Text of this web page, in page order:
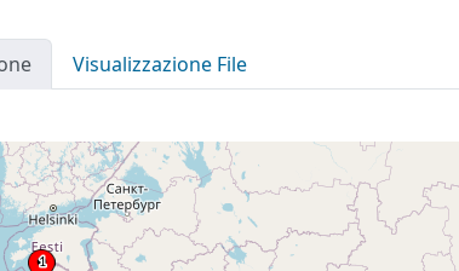
Visualizzazione File